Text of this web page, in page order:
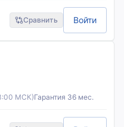
Сравнить Войти
МСК)Гарантия 36 мес.